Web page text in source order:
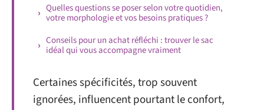
Quelles questions se poser selon votre quotidien,
votre morphologie et vos besoins pratiques ?
Conseils pour un achat réfléchi : trouver le sac
idéal qui vous accompagne vraiment
Certaines spécificités, trop souvent
ignorées, influencent pourtant le confort,